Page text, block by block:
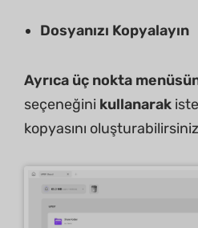
Dosyanızı Kopyalayın
Ayrıca üç nokta
seçeneğini kullanarak
kopyasını